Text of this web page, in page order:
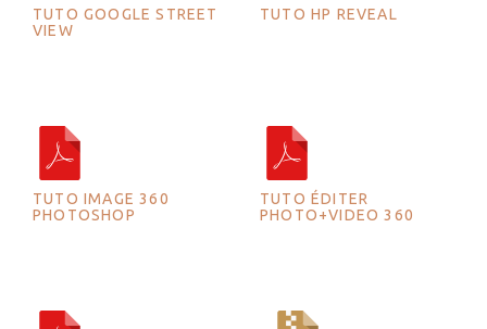
TUTO GOOGLE STREET
VIEW
TUTO HP REVEAL
TUTO IMAGE 360
PHOTOSHOP
TUTO ÉDITER
PHOTO+VIDEO 360